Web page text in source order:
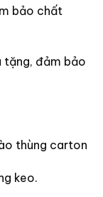
bảo chất
tặng, đảm bảo
thùng carton
keo.